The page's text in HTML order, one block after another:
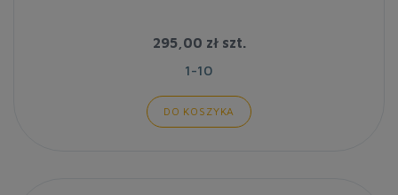
295,00 złszt.
1-10
DO KOSZYKA